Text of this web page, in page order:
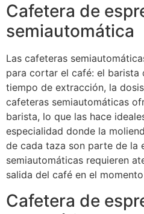
Cafetera de
semiautomática
Las cafeteras
para cortar el café: el barista
tiempo de extracción, la
cafeteras semiautomáticas
barista, lo que las hace
especialidad donde la
de cada taza son parte de la
semiautomáticas requieren
salida del café en el
Cafetera de